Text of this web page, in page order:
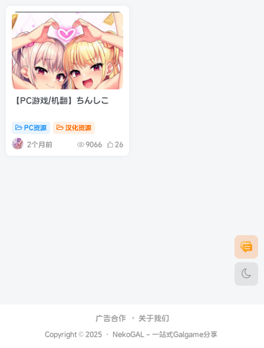
【PC游戏/机翻】ちんしこ
PC资源 汉化资源
2个月前 9066 26
广告合作 关于我们
Copyright © 2025 · NekoGAL - 一站式Galgame分享